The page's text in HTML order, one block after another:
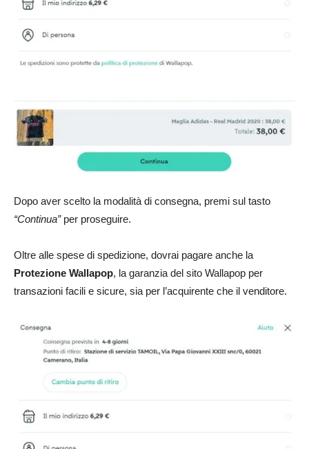
Dopo aver scelto la modalità di consegna, premi sul tasto
“Continua”per proseguire.
Oltre alle spese di spedizione, dovrai pagare anche la
Protezione Wallapop, la garanzia del sito Wallapop per
transazioni facili e sicure, sia per l’acquirente che il venditore.